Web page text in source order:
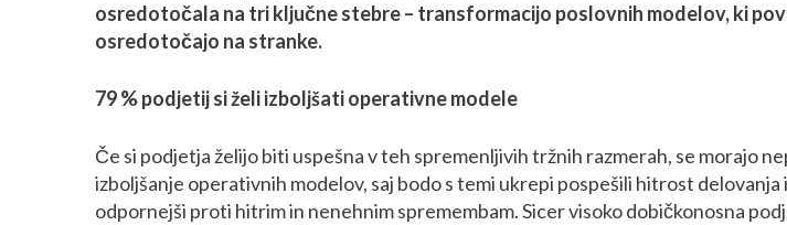
osredotočala na tri ključne stebre – transformacijo poslovnih modelov, ki
osredotočajo na stranke.
79 % podjetij si želi izboljšati operativne modele
Če si podjetja želijo biti uspešna v teh spremenljivih tržnih razmerah, se morajo
izboljšanje operativnih modelov, saj bodo s temi ukrepi pospešili hitrost
odpornejši proti hitrim in nenehnim spremembam. Sicer visoko dobičkonosna